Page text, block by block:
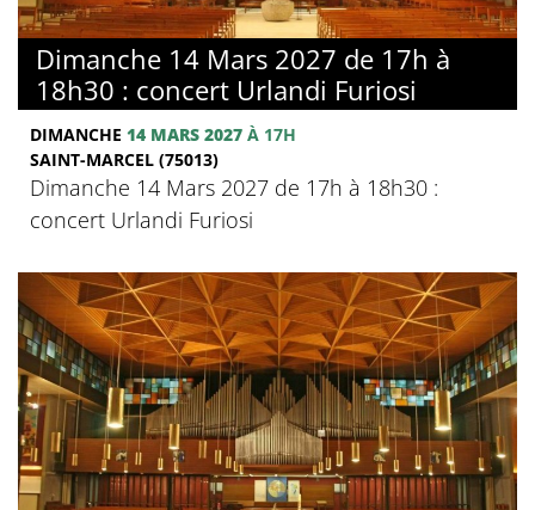
Dimanche 14 Mars 2027 de 17h à
18h30 : concert Urlandi Furiosi
DIMANCHE 14 MARS 2027 À 17H
SAINT-MARCEL (75013)
Dimanche 14 Mars 2027 de 17h à 18h30 :
concert Urlandi Furiosi